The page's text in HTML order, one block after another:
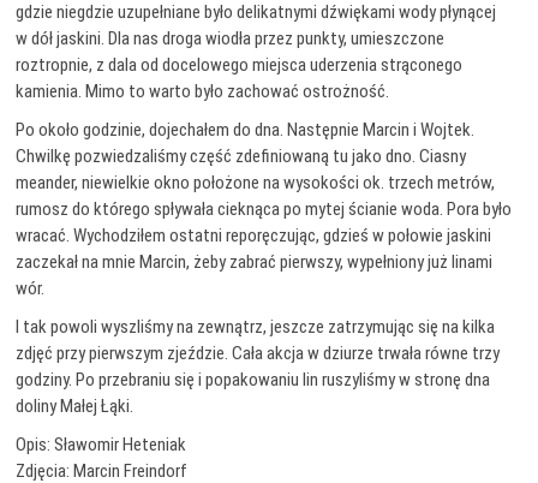
gdzie niegdzie uzupełniane było delikatnymi dźwiękami wody płynącej
w dół jaskini. Dla nas droga wiodła przez punkty, umieszczone
roztropnie, z dala od docelowego miejsca uderzenia strąconego
kamienia. Mimo to warto było zachować ostrożność.
Po około godzinie, dojechałem do dna. Następnie Marcin i Wojtek.
Chwilkę pozwiedzaliśmy część zdefiniowaną tu jako dno. Ciasny
meander, niewielkie okno położone na wysokości ok. trzech metrów,
rumosz do którego spływała cieknąca po mytej ścianie woda. Pora było
wracać. Wychodziłem ostatni reporęczując, gdzieś w połowie jaskini
zaczekał na mnie Marcin, żeby zabrać pierwszy, wypełniony już linami
wór.
I tak powoli wyszliśmy na zewnątrz, jeszcze zatrzymując się na kilka
zdjęć przy pierwszym zjeździe. Cała akcja w dziurze trwała równe trzy
godziny. Po przebraniu się i popakowaniu lin ruszyliśmy w stronę dna
doliny Małej Łąki.
Opis: Sławomir Heteniak
Zdjęcia: Marcin Freindorf